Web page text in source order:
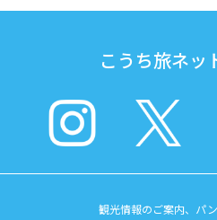
こうち旅ネッ
観光情報のご案内、パ